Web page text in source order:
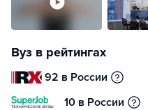
Вуз в рейтингах
92 в России
10 в России